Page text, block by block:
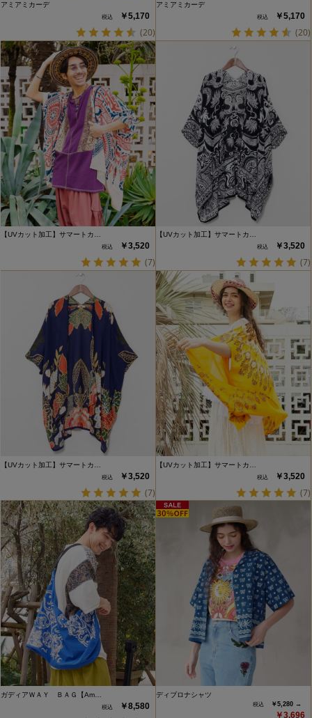
アミアミカーデ
￥5,170
(20)
アミアミカーデ
￥5,170
(20)
【UVカット加工】サマートカ…
￥3,520
(7)
【UVカット加工】サマートカ…
￥3,520
(7)
【UVカット加工】サマートカ…
￥3,520
(7)
【UVカット加工】サマートカ…
￥3,520
(7)
ガディアＷＡＹ ＢＡＧ【Am…
￥8,580
ディブロナシャツ
￥5,280 →
￥3,696